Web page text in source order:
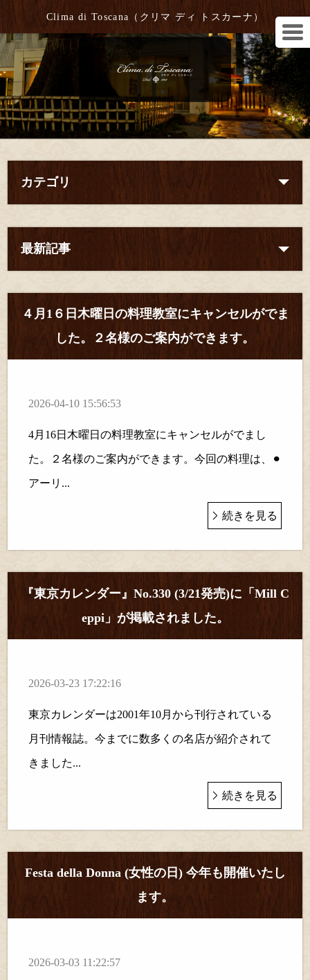
Clima di Toscana（クリマ ディ トスカーナ）
カテゴリ
最新記事
４月1６日木曜日の料理教室にキャンセルがでま
した。２名様のご案内ができます。
2026-04-10 15:56:53
4月16日木曜日の料理教室にキャンセルがでまし
た。２名様のご案内ができます。今回の料理は、⚫︎
アーリ...
続きを見る
『東京カレンダー』No.330 (3/21発売)に「Mill C
eppi」が掲載されました。
2026-03-23 17:22:16
東京カレンダーは2001年10月から刊行されている
月刊情報誌。今までに数多くの名店が紹介されて
きました...
続きを見る
Festa della Donna (女性の日) 今年も開催いたし
ます。
2026-03-03 11:22:57